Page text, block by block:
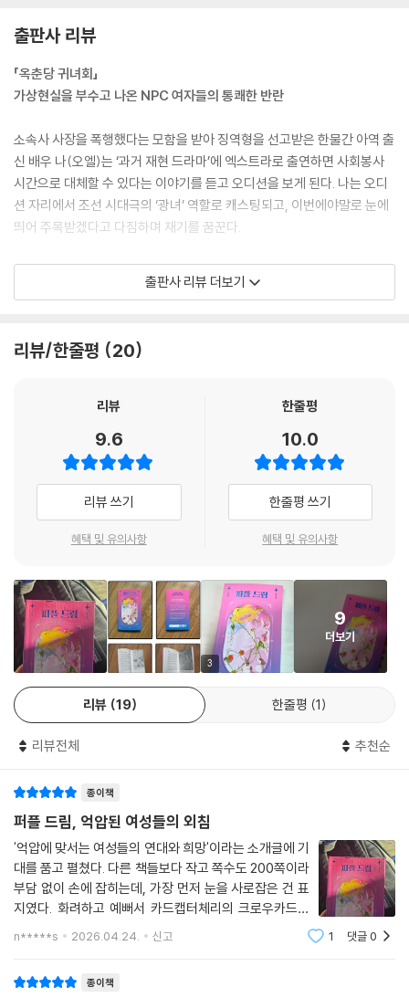
를 치르는지 모르겠구나.”
“아하…….”
(…)
“이름까지 잊다니, 네가 죽을 날이 가까운 모양이다. 아가, 네 이름은 ‘며느
리’다.”
--- pp.8-10, 「옥춘당 귀녀회」 중에서
갑작스러운 일들에 휘말렸다. 복귀는 꿈도 꾸지 못하던 시절이었는데 내가
전적인 베드신이라며 찍지도 않은 영화가 연일 화제를 일으키며 주목을 받
대책 없이 구역질이 치밀었다. 딥페이크 영상이었다. 조작 의도가 뻔한데
토록 속수무책인 걸까. 식당에서 아르바이트를 했을 때 동료가 몰래 나를
사람들은 아역 출신 배우가 성인이 되자마자 베드신을 찍는 것이 과감한
도전인지 결단인지, 혹은 퇴폐적인 추락인지 논했다. 그렇게 상세하게 언
급할 바엔 이 일로 누가 돈을 버는지나 논해 줬으면 했지만 그건 과한 기대
였다.
---pp.63-64, 「옥춘당 귀녀회」 중에서
둔탁한 타격 소리가 허공에 강하게 울렸다. 소리에 맞춰 움직이던 고빈드
빛을 흡수한 듯, 화려하게 빛나고 있는 약지의 금색 반지가 원을 그리며 궤
적을 멈췄다.
(…)
얼마 후 샨티는 비틀거리며 방으로 가서 힘겹게 침대에 걸터앉았다. 두 시
간 정도의 자유가 샨티에게 주어졌지만 아무것도 할 수 없었다. 샨티는 피
식 웃었다. 고작 두 시간. 그것도 흠씬 두들겨 맞고 겨우 받아 낸 자유라니,
이런 게 폭력의 대가라니.
하지만 이제 무뎌진 지 오래였다. 무언가 단단히 잘못되었다는 생각을 언
억나지 않을 정도니까.
“원래 이 마을 사람들, 이 마을 여자들은 늘 그렇게 살아왔다. 너만 힘든 게
아니야. 유난 떨지 마라.”
--- pp.138-140 「뱅가니갱 : 자주색 여자들」 중에서
고빈드라가 연설을 시작했지만, 아무도 그를 주목하지 않았다. 사람들의
시선은 고빈드라 너머 다르마 세나 당의 상징이 그려진 커다란 가림막을
향해 있었다. 기이한 모양으로 꿀렁거리는 그 천막의 윗부분에, 길고 날카
“저거, 칼 아니야?”
출판사 리뷰
「옥춘당 귀녀회」
가상현실을 부수고 나온 NPC 여자들의 통쾌한 반란
소속사 사장을 폭행했다는 모함을 받아 징역형을 선고받은 한물간 아역 출
신 배우 나(오엘)는 ‘과거 재현 드라마’에 엑스트라로 출연하면 사회봉사
시간으로 대체할 수 있다는 이야기를 듣고 오디션을 보게 된다. 나는 오디
션 자리에서 조선 시대극의 ‘광녀’ 역할로 캐스팅되고, 이번에야말로 눈에
띄어 주목받겠다고 다짐하며 재기를 꿈꾼다.
나는 낯선 사극 드라마 세트장에서 눈을 뜨게 되고, 대본 없이 즉시 촬영 현
장에 투입된다. 극 중 시어머니는 나를 가묘로 불러내어 남편의 삼년상을
은 여자를 참혹하게 살해한 연쇄살인마였다는 것. 기주관 내외가 아들의
영혼결혼식을 시켰다는 것.
진실을 알게 된 나는 가묘를 탈출하여 기주관 집 장손에게 피해 입은 홍매
와 소박맞고 쫓겨난 여자들을 만나게 된다. 엑스트라에 불과했던 여자들은
서로에게 이름을 지어 주고 ‘옥춘당 귀녀회’를 결성해 마을의 문제적 남자
들을 응징한다. 옥춘당 여자들의 소문이 널리 퍼지고, 대대적인 검거 작전
에 의해 붙잡힌 나는 또다시 나를 죽이려는 시어머니 앞에 서게 된다.
절체절명의 순간, 눈을 뜬 나는 참여한 ‘과거 재현 드라마’가 사실은 ‘교정
교육 드라마 타이즈 센터’의 프로그램이라는 것을 깨닫는다. 넘쳐나는 구
금자들을 가상현실 속에 머물게 하며 그들의 행동을 촬영해 각종 예능 프
로그램을 만들어 공개했던 것. 프로그램 속 여자들이 AI 학습 데이터에 의
해 임의로 생성된 NPC였다는 것을 깨달은 나는 옥춘당 여자들을 만나기
위해 시스템에 우회 접속한다.
자들」의 세계와 교차하며, 시대와 국경을 초월해 거대한 서사로 뻗어나간
「뱅가니갱 : 자주색 여자들」
한여름 햇볕보다 더 강렬하게 타오르는 여자들의 행진
1960년대, 인도 라타스탄 잘왈리 마을의 국회의원을 뽑는 총선 개표가 사
흘째 이어지고, ‘아르준 고빈드라’의 당선이 확실시되자 광장은 광적인 환
호로 뒤덮인다. 압도적인 표 차이로 재선에 성공한 고빈드라는 결과를 예
치밀하게 계산된 정치적인 쇼맨십을 선보인다.
출판사 리뷰 더보기
리뷰/한줄평 20
리뷰
9.6
리뷰 쓰기
혜택 및 유의사항
한줄평
10.0
한줄평 쓰기
혜택 및 유의사항
3
9
더보기
리뷰 19 한줄평 1
리뷰전체 추천순
종이책
퍼플 드림, 억압된 여성들의 외침
'억압에 맞서는 여성들의 연대와 희망'이라는 소개글에 기
대를 품고 펼쳤다. 다른 책들보다 작고 쪽수도 200쪽이라
부담 없이 손에 잡히는데, 가장 먼저 눈을 사로잡은 건 표
지였다. 화려하고 예뻐서 카드캡터체리의 크로우카드를
보는 느낌이랄까, 표지만으로도 소장 가치가 충분하다. 조
n*****s 2026.04.24. 신고 1 댓글0
종이책